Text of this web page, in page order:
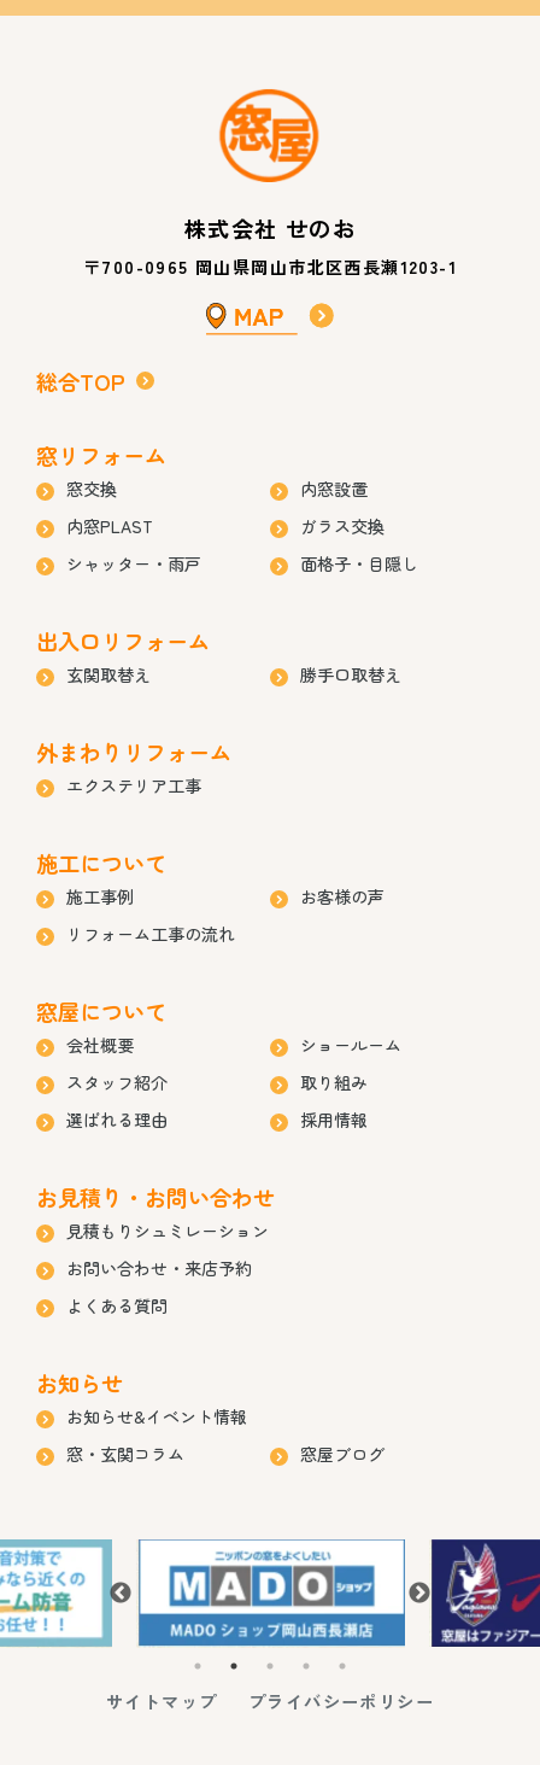
株式会社 せのお
〒700-0965 岡山県岡山市北区西長瀬1203-1
総合TOP
窓リフォーム
窓交換
内窓設置
内窓PLAST
ガラス交換
シャッター・雨戸
面格子・目隠し
出入口リフォーム
玄関取替え 勝手口取替え
外まわりリフォーム
エクステリア工事
施工について
施工事例
お客様の声
リフォーム工事の流れ
窓屋について
会社概要
ショールーム
スタッフ紹介
取り組み
選ばれる理由
採用情報
お見積り・お問い合わせ
見積もりシュミレーション
お問い合わせ・来店予約
よくある質問
お知らせ
お知らせ&イベント情報
窓・玄関コラム
窓屋ブログ
サイトマップ プライバシーポリシー